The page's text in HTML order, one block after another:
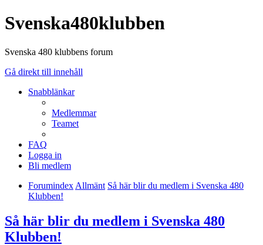
Svenska480klubben
Svenska 480 klubbens forum
Gå direkt till innehåll
Snabblänkar
Medlemmar
Teamet
FAQ
Logga in
Bli medlem
Forumindex Allmänt Så här blir du medlem i Svenska 480
Klubben!
Så här blir du medlem i Svenska 480
Klubben!